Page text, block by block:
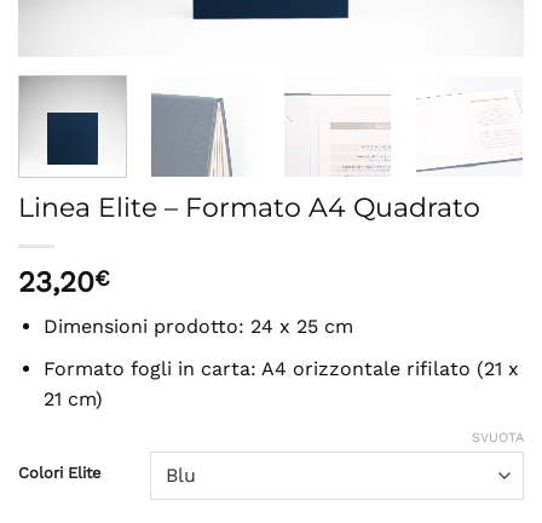
Linea Elite – Formato A4 Quadrato
23,20€
Dimensioni prodotto: 24 x 25 cm
Formato fogli in carta: A4 orizzontale rifilato (21 x
21 cm)
Colori Elite
SVUOTA